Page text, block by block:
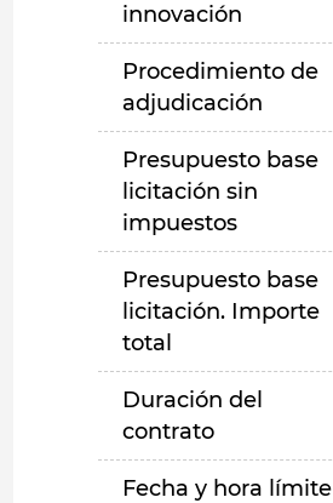
innovación
Procedimiento de
adjudicación
Presupuesto base
licitación sin
impuestos
Presupuesto base
licitación. Importe
total
Duración del
contrato
Fecha y hora límite